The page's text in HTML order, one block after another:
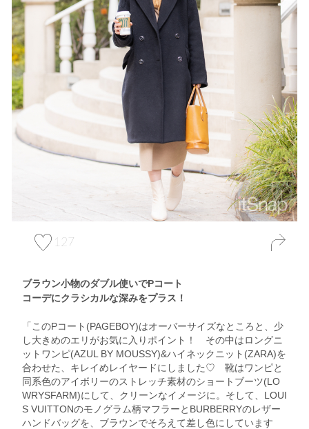
127
ブラウン小物のダブル使いでPコート
コーデにクラシカルな深みをプラス！
「このPコート(PAGEBOY)はオーバーサイズなところと、少
し大きめのエリがお気に入りポイント！ その中はロングニ
ットワンピ(AZUL BY MOUSSY)&ハイネックニット(ZARA)を
合わせた、キレイめレイヤードにしました♡ 靴はワンピと
同系色のアイボリーのストレッチ素材のショートブーツ(LO
WRYSFARM)にして、クリーンなイメージに。そして、LOUI
S VUITTONのモノグラム柄マフラーとBURBERRYのレザー
ハンドバッグを、ブラウンでそろえて差し色にしています